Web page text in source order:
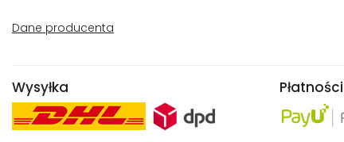
Dane producenta
Wysyłka Płatności